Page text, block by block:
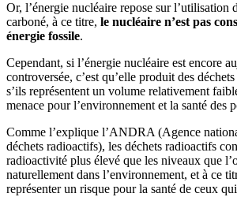
Or, l’énergie nucléaire repose sur l’utilisation
carboné, à ce titre, le nucléaire n’est pas
énergie fossile.
Cependant, si l’énergie nucléaire est encore
controversée, c’est qu’elle produit des
s’ils représentent un volume relativement
menace pour l’environnement et la santé des
Comme l’explique l’ANDRA (Agence
déchets radioactifs), les déchets radioactifs
radioactivité plus élevé que les niveaux que
naturellement dans l’environnement, et à ce
représenter un risque pour la santé de ceux